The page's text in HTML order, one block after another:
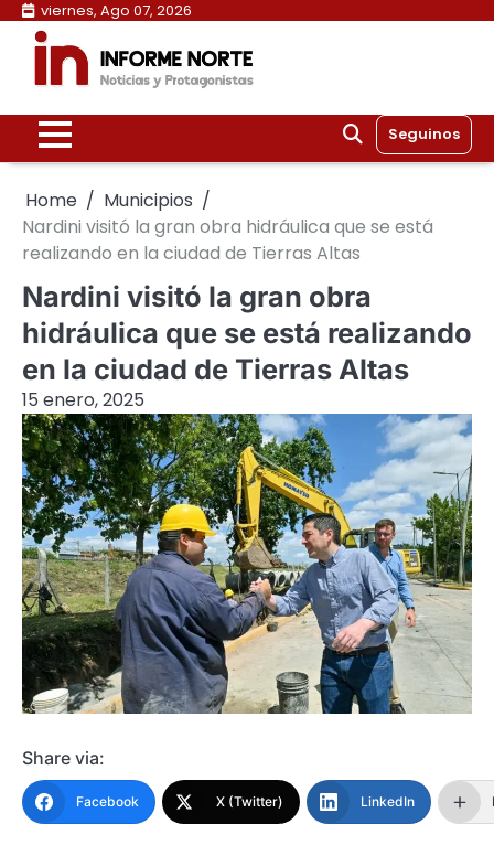
Skip
content
viernes, Ago 07, 2026
Seguinos
Home
Municipios
Nardini visitó la gran obra hidráulica que se está
realizando en la ciudad de Tierras Altas
Nardini visitó la gran obra
hidráulica que se está realizando
en la ciudad de Tierras Altas
15 enero, 2025
Share via:
Facebook X (Twitter) LinkedIn